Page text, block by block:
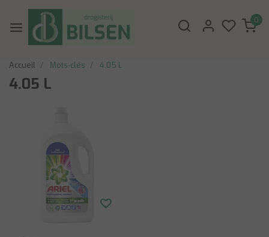
0
Accueil Mots-clés 4.05 L
4.05 L